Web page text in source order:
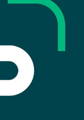
Côte
deuil,